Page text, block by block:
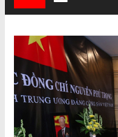
คณะกรรมการสภาธุรกิจ